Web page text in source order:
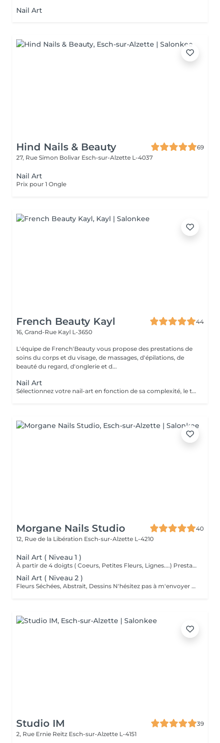
Nail Art
Hind Nails & Beauty
69
27, Rue Simon Bolivar Esch-sur-Alzette L-4037
Nail Art
Prix pour 1 Ongle
French Beauty Kayl
44
16, Grand-Rue Kayl L-3650
L'équipe de French'Beauty vous propose des prestations de
soins du corps et du visage, de massages, d'épilations, de
beauté du regard, d'onglerie et d...
Nail Art
Sélectionnez votre nail-art en fonction de sa complexité, le tout est d'avoir le temps de le réaliser. En cas de doutes n'hésitez pas à me contacter ou même envoyer une photo.
Morgane Nails Studio
40
12, Rue de la Libération Esch-sur-Alzette L-4210
Nail Art ( Niveau 1 )
À partir de 4 doigts ( Coeurs, Petites Fleurs, Lignes....) Prestation offerte si on décors moins de 4 doigts.
Nail Art ( Niveau 2 )
Fleurs Séchées, Abstrait, Dessins N'hésitez pas à m'envoyer une photo de vos inspirations si besoin
Studio IM
39
2, Rue Ernie Reitz Esch-sur-Alzette L-4151